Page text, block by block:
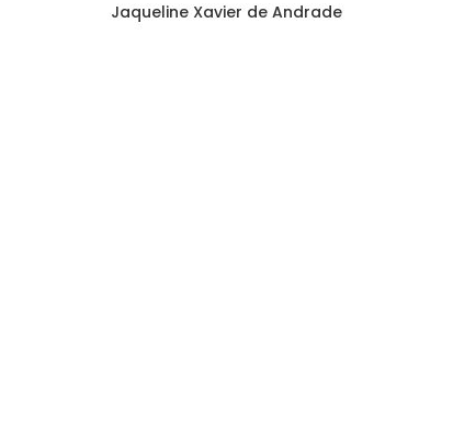
Jaqueline Xavier de Andrade